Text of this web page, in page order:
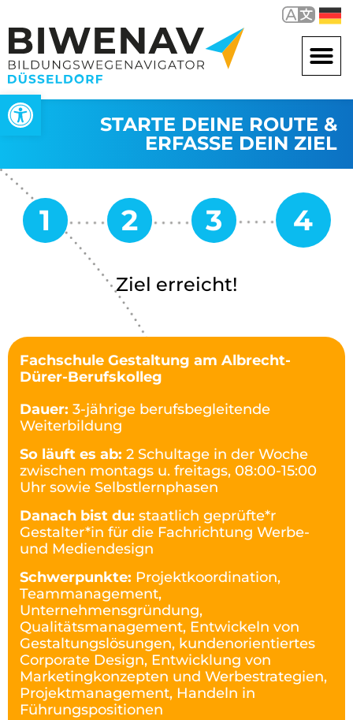
Open toolbar
STARTE DEINE ROUTE &
ERFASSE DEIN ZIEL
Ziel erreicht!
Fachschule Gestaltung am Albrecht-
Dürer-Berufskolleg
Dauer: 3-jährige berufsbegleitende
Weiterbildung
So läuft es ab: 2 Schultage in der Woche
zwischen montags u. freitags, 08:00-15:00
Uhr sowie Selbstlernphasen
Danach bist du: staatlich geprüfte*r
Gestalter*in für die Fachrichtung Werbe-
und Mediendesign
Schwerpunkte: Projektkoordination,
Teammanagement,
Unternehmensgründung,
Qualitätsmanagement, Entwickeln von
Gestaltungslösungen, kundenorientiertes
Corporate Design, Entwicklung von
Marketingkonzepten und Werbestrategien,
Projektmanagement, Handeln in
Führungspositionen